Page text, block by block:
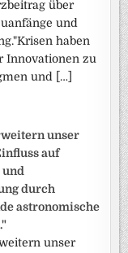
über
und
haben
Innovationen zu
und […]
unser
auf
durch
astronomische
unser